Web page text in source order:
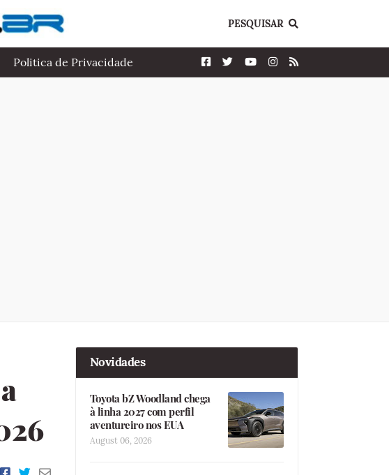
PESQUISAR
Politica de Privacidade
Novidades
Toyota bZ Woodland chega
à linha 2027 com perfil
aventureiro nos EUA
August 06, 2026